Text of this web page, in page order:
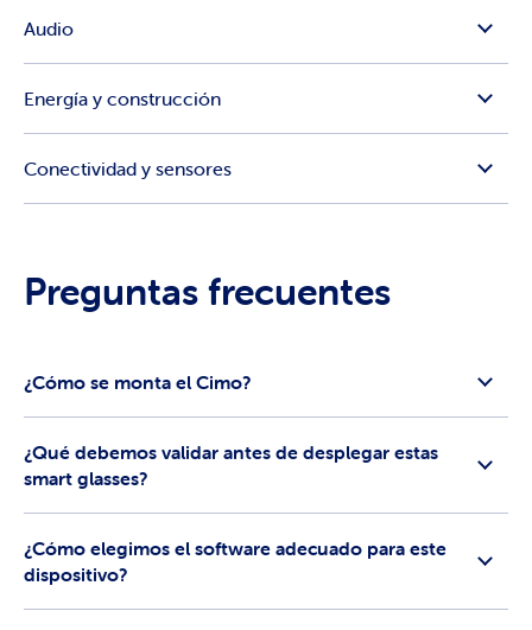
Audio
Energía y construcción
Conectividad y sensores
Preguntas frecuentes
¿Cómo se monta el Cimo?
¿Qué debemos validar antes de desplegar estas
smart glasses?
¿Cómo elegimos el software adecuado para este
dispositivo?